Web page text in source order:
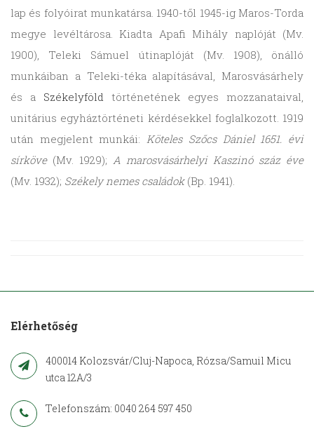
lap és folyóirat munkatársa. 1940-től 1945-ig Maros-Torda
megye levéltárosa. Kiadta Apafi Mihály naplóját (Mv.
1900), Teleki Sámuel útinaplóját (Mv. 1908), önálló
munkáiban a Teleki-téka alapításával, Marosvásárhely
és a Székelyföld történetének egyes mozzanataival,
unitárius egyháztörténeti kérdésekkel foglalkozott. 1919
után megjelent munkái:Köteles Szőcs Dániel 1651. évi
sírköve(Mv. 1929); A marosvásárhelyi Kaszinó száz éve
(Mv. 1932); Székely nemes családok(Bp. 1941).
Elérhetőség
400014 Kolozsvár/Cluj-Napoca, Rózsa/Samuil Micu
utca 12A/3
Telefonszám: 0040 264 597 450